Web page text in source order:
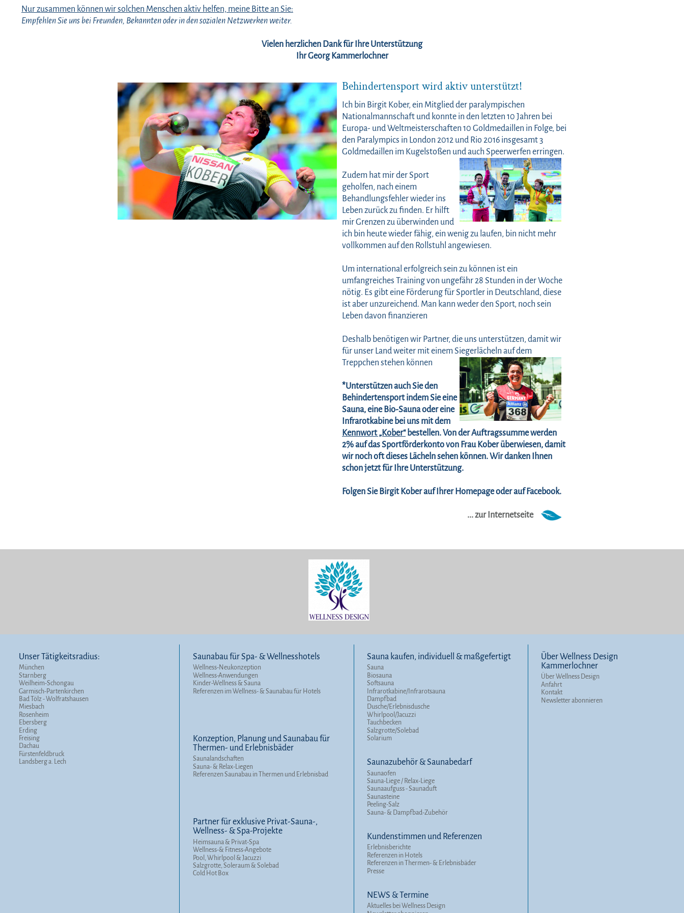
Nur zusammen können wir solchen Menschen aktiv helfen, meine Bitte an Sie:
Empfehlen Sie uns bei Freunden, Bekannten oder in den sozialen Netzwerken weiter.
Vielen herzlichen Dank für Ihre Unterstützung
Ihr Georg Kammerlochner
Behindertensport wird aktiv unterstützt!
Ich bin Birgit Kober, ein Mitglied der paralympischen
Nationalmannschaft und konnte in den letzten 10 Jahren bei
Europa- und Weltmeisterschaften 10 Goldmedaillen in Folge, bei
den Paralympics in London 2012 und Rio 2016 insgesamt 3
Goldmedaillen im Kugelstoßen und auch Speerwerfen erringen.
Zudem hat mir der Sport
geholfen, nach einem
Behandlungsfehler wieder ins
Leben zurück zu finden. Er hilft
mir Grenzen zu überwinden und
ich bin heute wieder fähig, ein wenig zu laufen, bin nicht mehr
vollkommen auf den Rollstuhl angewiesen.
Um international erfolgreich sein zu können ist ein
umfangreiches Training von ungefähr 28 Stunden in der Woche
nötig. Es gibt eine Förderung für Sportler in Deutschland, diese
ist aber unzureichend. Man kann weder den Sport, noch sein
Leben davon finanzieren
Deshalb benötigen wir Partner, die uns unterstützen, damit wir
für unser Land weiter mit einem Siegerlächeln auf dem
Treppchen stehen können
*Unterstützen auch Sie den
Behindertensport indem Sie eine
Sauna, eine Bio-Sauna oder eine
Infrarotkabine bei uns mit dem
Kennwort „Kober“bestellen. Von der Auftragssumme werden
2% auf das Sportförderkonto von Frau Kober überwiesen, damit
wir noch oft dieses Lächeln sehen können. Wir danken Ihnen
schon jetzt für Ihre Unterstützung.
Folgen Sie Birgit Kober auf Ihrer Homepage oderauf Facebook.
... zur Internetseite
Unser Tätigkeitsradius:
München
Starnberg
Weilheim-Schongau
Garmisch-Partenkirchen
Bad Tölz - Wolfratshausen
Miesbach
Rosenheim
Ebersberg
Erding
Freising
Dachau
Fürstenfeldbruck
Landsberg a. Lech
Saunabau für Spa- & Wellnesshotels
Wellness-Neukonzeption
Wellness-Anwendungen
Kinder-Wellness & Sauna
Referenzen im Wellness- & Saunabau für Hotels
Konzeption, Planung und Saunabau für
Thermen- und Erlebnisbäder
Saunalandschaften
Sauna- & Relax-Liegen
Referenzen Saunabau in Thermen und Erlebnisbad
Partner für exklusive Privat-Sauna-,
Wellness- & Spa-Projekte
Heimsauna & Privat-Spa
Wellness-& Fitness-Angebote
Pool, Whirlpool & Jacuzzi
Salzgrotte, Soleraum & Solebad
Cold Hot Box
Sauna kaufen, individuell & maßgefertigt
Sauna
Biosauna
Softsauna
Infrarotkabine/Infrarotsauna
Dampfbad
Dusche/Erlebnisdusche
Whirlpool/Jacuzzi
Tauchbecken
Salzgrotte/Solebad
Solarium
Saunazubehör & Saunabedarf
Saunaofen
Sauna-Liege / Relax-Liege
Saunaaufguss - Saunaduft
Saunasteine
Peeling-Salz
Sauna- & Dampfbad-Zubehör
Kundenstimmen und Referenzen
Erlebnisberichte
Referenzen in Hotels
Referenzen in Thermen- & Erlebnisbäder
Presse
NEWS & Termine
Aktuelles bei Wellness Design
Über Wellness Design
Kammerlochner
Über Wellness Design
Anfahrt
Kontakt
Newsletter abonnieren